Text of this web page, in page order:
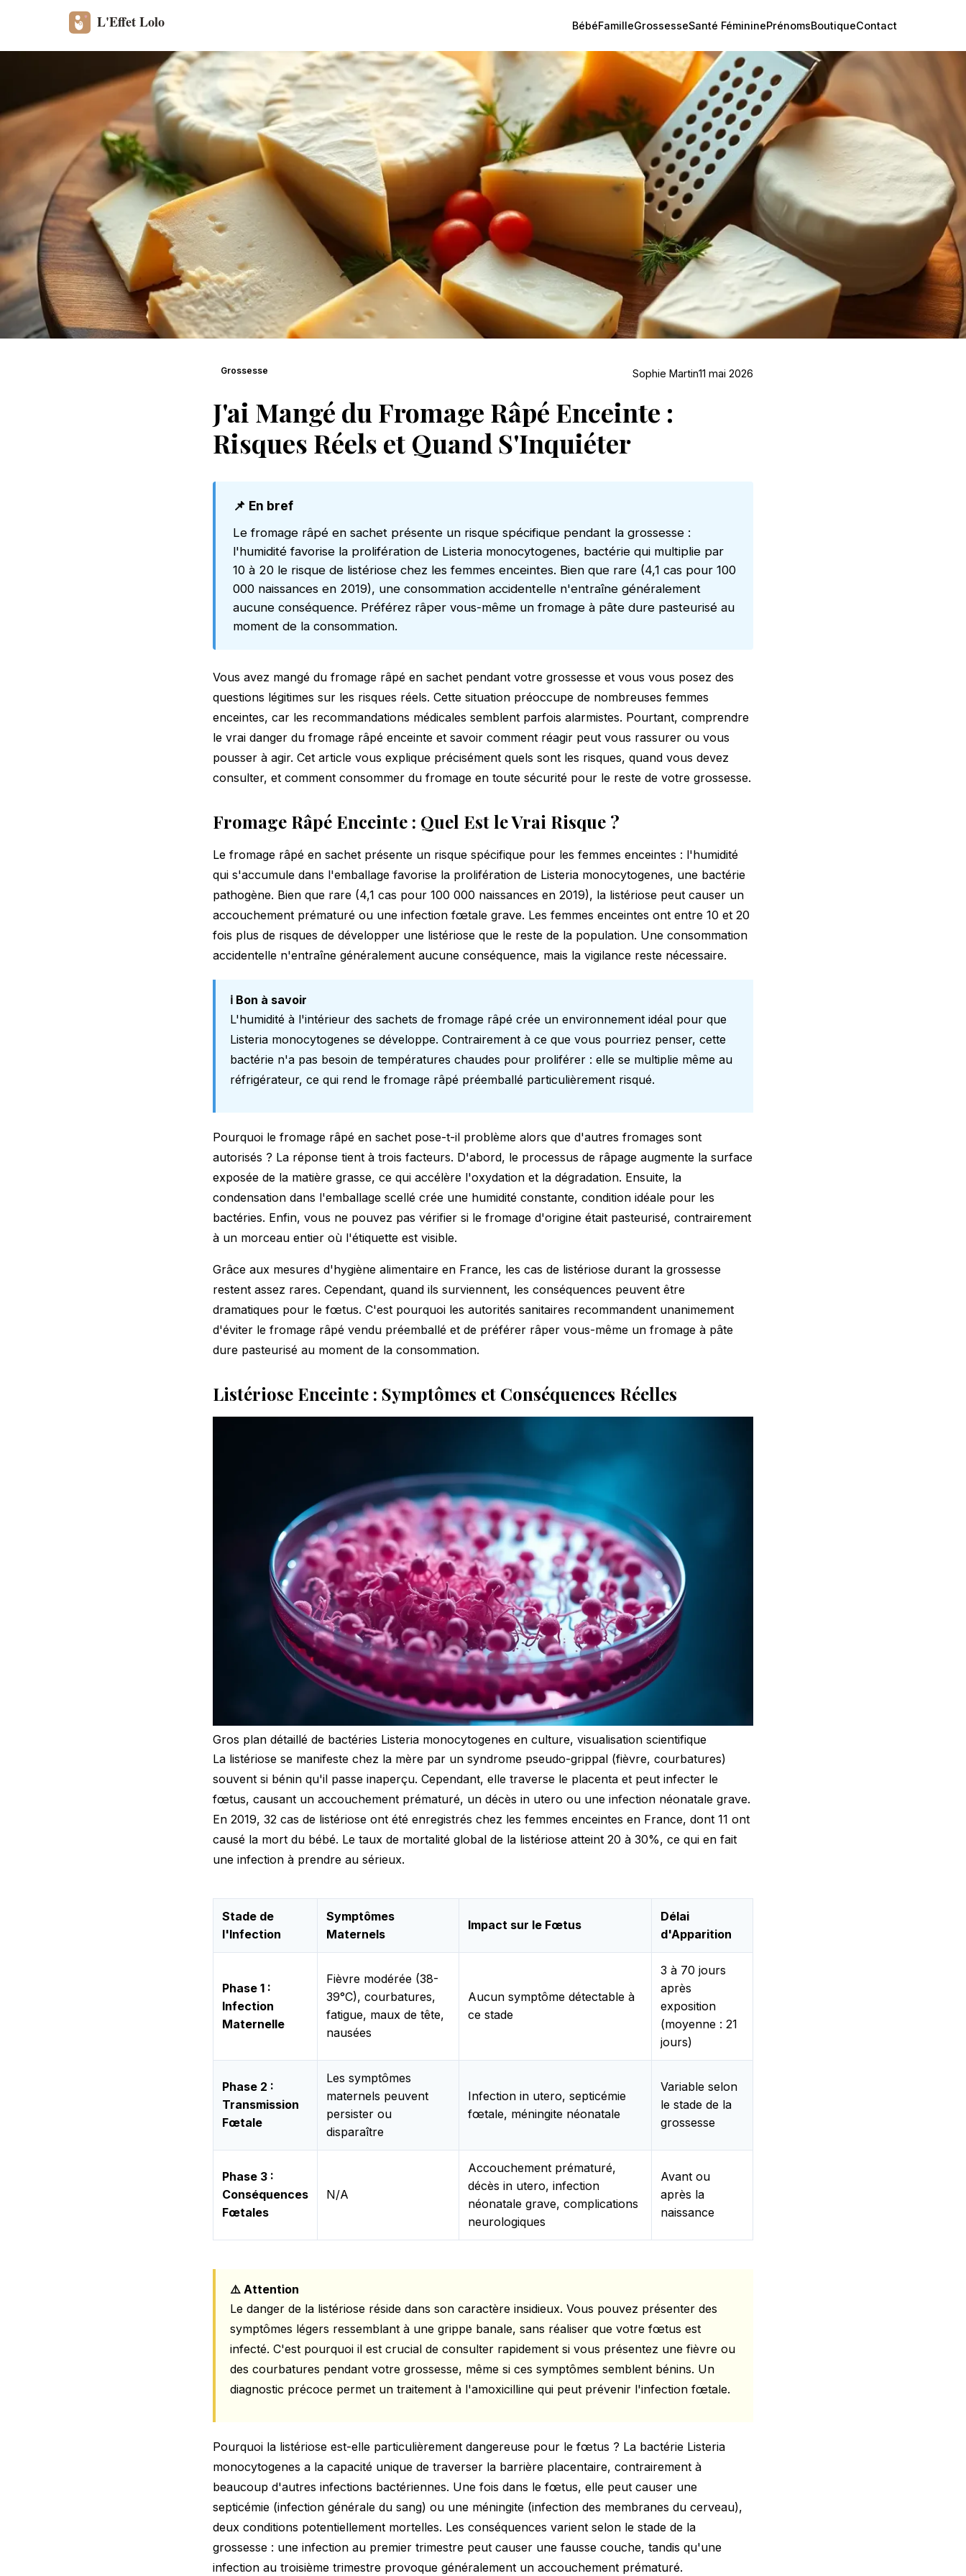
BébéFamilleGrossesseSanté FémininePrénomsBoutiqueContact
Grossesse Sophie Martin11 mai 2026
J'ai Mangé du Fromage Râpé Enceinte :
Risques Réels et Quand S'Inquiéter
📌 En bref
Le fromage râpé en sachet présente un risque spécifique pendant la grossesse :
l'humidité favorise la prolifération de Listeria monocytogenes, bactérie qui multiplie par
10 à 20 le risque de listériose chez les femmes enceintes. Bien que rare (4,1 cas pour 100
000 naissances en 2019), une consommation accidentelle n'entraîne généralement
aucune conséquence. Préférez râper vous-même un fromage à pâte dure pasteurisé au
moment de la consommation.
Vous avez mangé du fromage râpé en sachet pendant votre grossesse et vous vous posez des
questions légitimes sur les risques réels. Cette situation préoccupe de nombreuses femmes
enceintes, car les recommandations médicales semblent parfois alarmistes. Pourtant, comprendre
le vrai danger du fromage râpé enceinte et savoir comment réagir peut vous rassurer ou vous
pousser à agir. Cet article vous explique précisément quels sont les risques, quand vous devez
consulter, et comment consommer du fromage en toute sécurité pour le reste de votre grossesse.
Fromage Râpé Enceinte : Quel Est le Vrai Risque ?
Le fromage râpé en sachet présente un risque spécifique pour les femmes enceintes : l'humidité
qui s'accumule dans l'emballage favorise la prolifération de Listeria monocytogenes, une bactérie
pathogène. Bien que rare (4,1 cas pour 100 000 naissances en 2019), la listériose peut causer un
accouchement prématuré ou une infection fœtale grave. Les femmes enceintes ont entre 10 et 20
fois plus de risques de développer une listériose que le reste de la population. Une consommation
accidentelle n'entraîne généralement aucune conséquence, mais la vigilance reste nécessaire.
ℹ️ Bon à savoir
L'humidité à l'intérieur des sachets de fromage râpé crée un environnement idéal pour que
Listeria monocytogenes se développe. Contrairement à ce que vous pourriez penser, cette
bactérie n'a pas besoin de températures chaudes pour proliférer : elle se multiplie même au
réfrigérateur, ce qui rend le fromage râpé préemballé particulièrement risqué.
Pourquoi le fromage râpé en sachet pose-t-il problème alors que d'autres fromages sont
autorisés ? La réponse tient à trois facteurs. D'abord, le processus de râpage augmente la surface
exposée de la matière grasse, ce qui accélère l'oxydation et la dégradation. Ensuite, la
condensation dans l'emballage scellé crée une humidité constante, condition idéale pour les
bactéries. Enfin, vous ne pouvez pas vérifier si le fromage d'origine était pasteurisé, contrairement
à un morceau entier où l'étiquette est visible.
Grâce aux mesures d'hygiène alimentaire en France, les cas de listériose durant la grossesse
restent assez rares. Cependant, quand ils surviennent, les conséquences peuvent être
dramatiques pour le fœtus. C'est pourquoi les autorités sanitaires recommandent unanimement
d'éviter le fromage râpé vendu préemballé et de préférer râper vous-même un fromage à pâte
dure pasteurisé au moment de la consommation.
Listériose Enceinte : Symptômes et Conséquences Réelles
Gros plan détaillé de bactéries Listeria monocytogenes en culture, visualisation scientifique
La listériose se manifeste chez la mère par un syndrome pseudo-grippal (fièvre, courbatures)
souvent si bénin qu'il passe inaperçu. Cependant, elle traverse le placenta et peut infecter le
fœtus, causant un accouchement prématuré, un décès in utero ou une infection néonatale grave.
En 2019, 32 cas de listériose ont été enregistrés chez les femmes enceintes en France, dont 11 ont
causé la mort du bébé. Le taux de mortalité global de la listériose atteint 20 à 30%, ce qui en fait
une infection à prendre au sérieux.
Stade de
l'Infection
Symptômes
Maternels
Impact sur le Fœtus
Délai
d'Apparition
Phase 1 :
Infection
Maternelle
Fièvre modérée (38-
39°C), courbatures,
fatigue, maux de tête,
nausées
Aucun symptôme détectable à
ce stade
3 à 70 jours
après
exposition
(moyenne : 21
jours)
Phase 2 :
Transmission
Fœtale
Les symptômes
maternels peuvent
persister ou
disparaître
Infection in utero, septicémie
fœtale, méningite néonatale
Variable selon
le stade de la
grossesse
Phase 3 :
Conséquences
Fœtales
N/A
Accouchement prématuré,
décès in utero, infection
néonatale grave, complications
neurologiques
Avant ou
après la
naissance
⚠️ Attention
Le danger de la listériose réside dans son caractère insidieux. Vous pouvez présenter des
symptômes légers ressemblant à une grippe banale, sans réaliser que votre fœtus est
infecté. C'est pourquoi il est crucial de consulter rapidement si vous présentez une fièvre ou
des courbatures pendant votre grossesse, même si ces symptômes semblent bénins. Un
diagnostic précoce permet un traitement à l'amoxicilline qui peut prévenir l'infection fœtale.
Pourquoi la listériose est-elle particulièrement dangereuse pour le fœtus ? La bactérie Listeria
monocytogenes a la capacité unique de traverser la barrière placentaire, contrairement à
beaucoup d'autres infections bactériennes. Une fois dans le fœtus, elle peut causer une
septicémie (infection générale du sang) ou une méningite (infection des membranes du cerveau),
deux conditions potentiellement mortelles. Les conséquences varient selon le stade de la
grossesse : une infection au premier trimestre peut causer une fausse couche, tandis qu'une
infection au troisième trimestre provoque généralement un accouchement prématuré.